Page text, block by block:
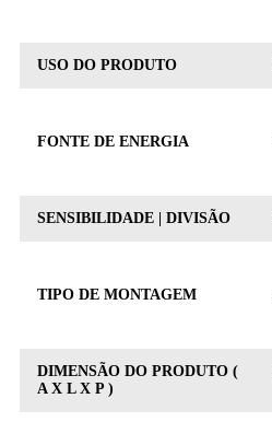
USO DO PRODUTO
FONTE DE ENERGIA
SENSIBILIDADE | DIVISÃO
TIPO DE MONTAGEM
DIMENSÃO DO PRODUTO (
A X L X P )